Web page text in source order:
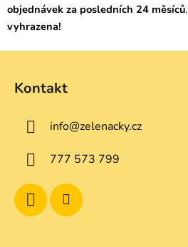
objednávek za posledních 24 měsíců.
vyhrazena!
Kontakt
info@zelenacky.cz
777 573 799